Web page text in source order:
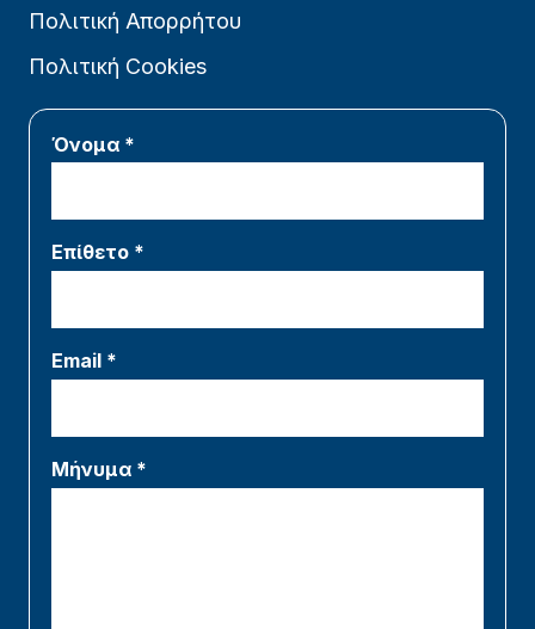
Πολιτική Απορρήτου
Πολιτική Cookies
Όνομα *
Επίθετο *
Email *
Μήνυμα *